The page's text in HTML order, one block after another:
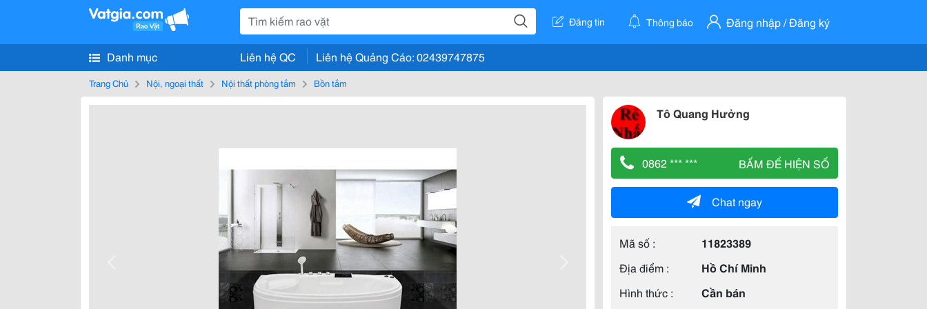
Đăng tin Thông báo Đăng nhập / Đăng ký
Danh mục Liên hệ QC Liên hệ Quảng Cáo: 02439747875
Trang Chủ Nội, ngoại thất Nội thất phòng tắm Bồn tắm
Tô Quang Hưởng
0862 *** *** BẤM ĐỂ HIỆN SỐ
Chat ngay
Mã số :
11823389
Địa điểm :
Hồ Chí Minh
Hình thức :
Cần bán